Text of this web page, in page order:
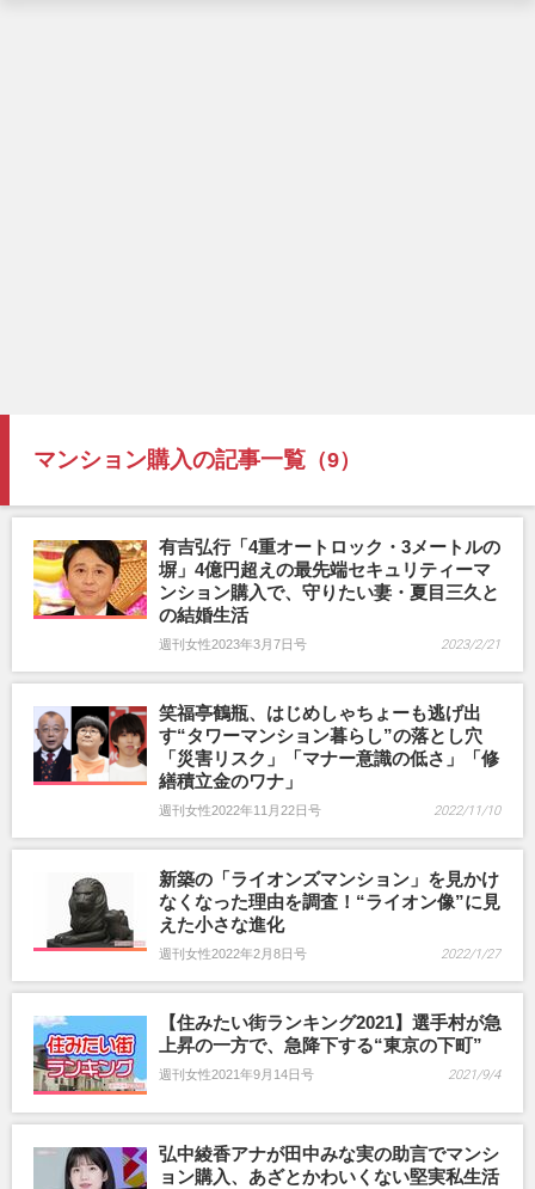
マンション購入の記事一覧 （9）
有吉弘行「4重オートロック・3メートルの
塀」4億円超えの最先端セキュリティーマ
ンション購入で、守りたい妻・夏目三久と
の結婚生活
週刊女性2023年3月7日号 2023/2/21
笑福亭鶴瓶、はじめしゃちょーも逃げ出
す“タワーマンション暮らし”の落とし穴
「災害リスク」「マナー意識の低さ」「修
繕積立金のワナ」
週刊女性2022年11月22日号 2022/11/10
新築の「ライオンズマンション」を見かけ
なくなった理由を調査！“ライオン像”に見
えた小さな進化
週刊女性2022年2月8日号 2022/1/27
【住みたい街ランキング2021】選手村が急
上昇の一方で、急降下する“東京の下町”
週刊女性2021年9月14日号 2021/9/4
弘中綾香アナが田中みな実の助言でマンシ
ョン購入、あざとかわいくない堅実私生活